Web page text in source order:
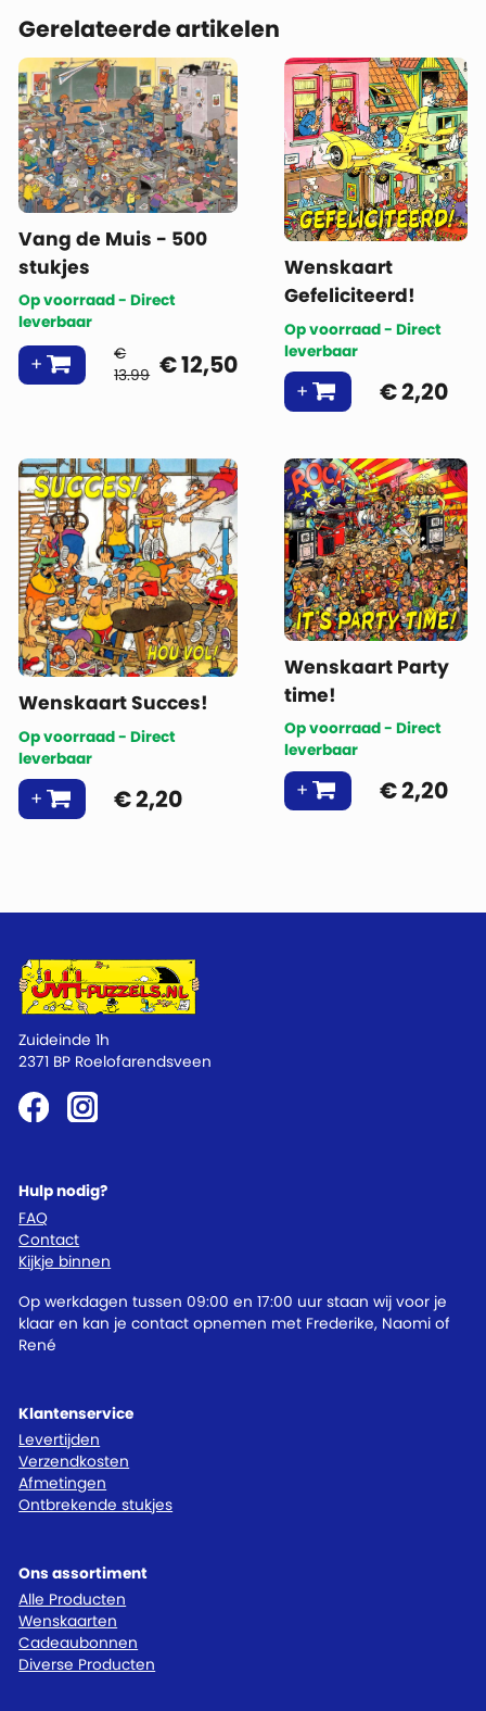
Gerelateerde artikelen
Vang de Muis - 500
stukjes
Op voorraad - Direct
leverbaar
€
13.99 €12,50
Wenskaart
Gefeliciteerd!
Op voorraad - Direct
leverbaar
€2,20
Wenskaart Succes!
Op voorraad - Direct
leverbaar
€2,20
Wenskaart Party
time!
Op voorraad - Direct
leverbaar
€2,20
Klantenservice
Levertijden
Verzendkosten
Afmetingen
Ontbrekende stukjes
Ons assortiment
Alle Producten
Wenskaarten
Cadeaubonnen
Diverse Producten
Hulp nodig?
FAQ
Contact
Kijkje binnen
Op werkdagen tussen 09:00 en 17:00 uur staan wij voor je
klaar en kan je contact opnemen met Frederike, Naomi of
René
Zuideinde 1h
2371 BP Roelofarendsveen